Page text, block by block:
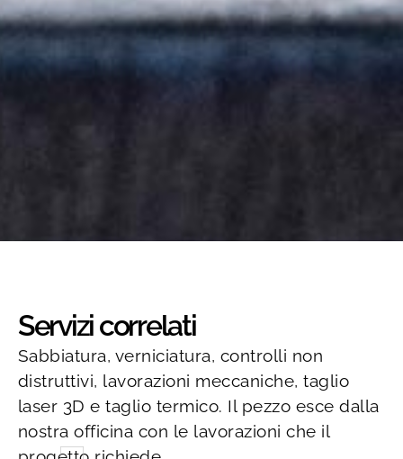
Servizi correlati
Sabbiatura, verniciatura, controlli non
distruttivi, lavorazioni meccaniche, taglio
laser 3D e taglio termico. Il pezzo esce dalla
nostra officina con le lavorazioni che il